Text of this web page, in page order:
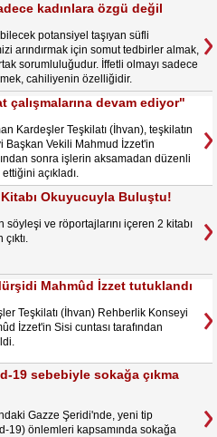
kadınlara özgü değil
potansiyel taşıyan süfli
arındırmak için somut tedbirler almak,
sorumluluğudur. İffetli olmayı sadece
cahiliyenin özelliğidir.
çalışmalarına devam ediyor"
Kardeşler Teşkilatı (İhvan), teşkilatın
Başkan Vekili Mahmud İzzet'in
sonra işlerin aksamadan düzenli
açıkladı.
Kitabı Okuyucuyla Buluştu!
söyleşi ve röportajlarını içeren 2 kitabı
çıktı.
Mahmûd İzzet tutuklandı
Teşkilatı (İhvan) Rehberlik Konseyi
İzzet'in Sisi cuntası tarafından
19 sebebiyle sokağa çıkma
Gazze Şeridi'nde, yeni tip
19) önlemleri kapsamında sokağa